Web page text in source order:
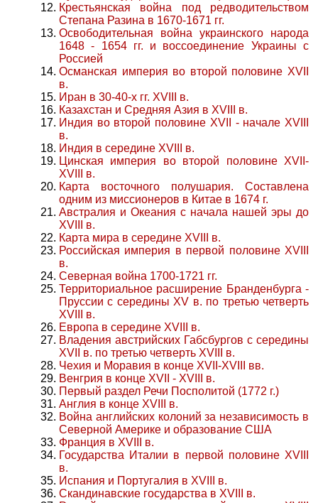
Крестьянская война под редводительством
Степана Разина в 1670-1671 гг.
Освободительная война украинского народа
1648 - 1654 гг. и воссоединение Украины с
Россией
Османская империя во второй половине XVII
в.
Иран в 30-40-х гг. XVIII в.
Казахстан и Средняя Азия в XVIII в.
Индия во второй половине XVII - начале XVIII
в.
Индия в середине XVIII в.
Цинская империя во второй половине XVII-
XVIII в.
Карта восточного полушария. Составлена
одним из миссионеров в Китае в 1674 г.
Австралия и Океания с начала нашей эры до
XVIII в.
Карта мира в середине XVIII в.
Российская империя в первой половине XVIII
в.
Северная война 1700-1721 гг.
Территориальное расширение Бранденбурга -
Пруссии с середины XV в. по третью четверть
XVIII в.
Европа в середине XVIII в.
Владения австрийских Габсбургов с середины
XVII в. по третью четверть XVIII в.
Чехия и Моравия в конце XVII-XVIII вв.
Венгрия в конце XVII - XVIII в.
Первый раздел Речи Посполитой (1772 г.)
Англия в конце XVIII в.
Война английских колоний за независимость в
Северной Америке и образование США
Франция в XVIII в.
Государства Италии в первой половине XVIII
в.
Испания и Португалия в XVIII в.
Скандинавские государства в XVIII в.